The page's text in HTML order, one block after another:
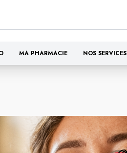
MA PHARMACIE NOS SERVICES